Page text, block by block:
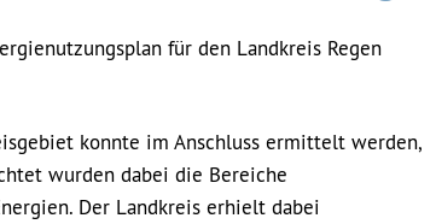
für den Landkreis Regen
konnte im Anschluss ermittelt werden,
wurden dabei die Bereiche
Der Landkreis erhielt dabei